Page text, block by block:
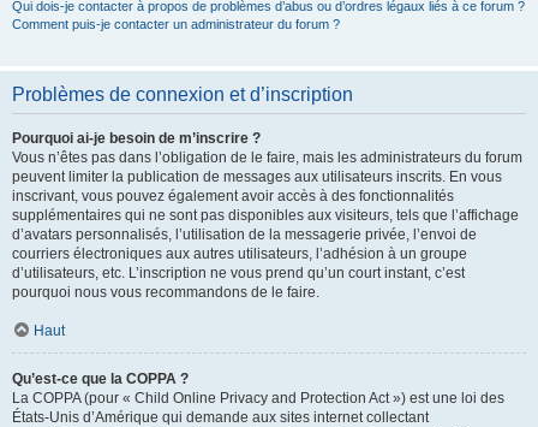
Qui dois-je contacter à propos de problèmes d’abus ou d’ordres légaux liés à ce forum ?
Comment puis-je contacter un administrateur du forum ?
Problèmes de connexion et d’inscription
Pourquoi ai-je besoin de m’inscrire ?
Vous n’êtes pas dans l’obligation de le faire, mais les administrateurs du forum
peuvent limiter la publication de messages aux utilisateurs inscrits. En vous
inscrivant, vous pouvez également avoir accès à des fonctionnalités
supplémentaires qui ne sont pas disponibles aux visiteurs, tels que l’affichage
d’avatars personnalisés, l’utilisation de la messagerie privée, l’envoi de
courriers électroniques aux autres utilisateurs, l’adhésion à un groupe
d’utilisateurs, etc. L’inscription ne vous prend qu’un court instant, c’est
pourquoi nous vous recommandons de le faire.
Haut
Qu’est-ce que la COPPA ?
La COPPA (pour « Child Online Privacy and Protection Act ») est une loi des
États-Unis d’Amérique qui demande aux sites internet collectant